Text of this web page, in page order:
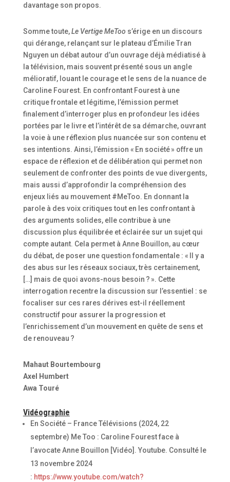
davantage son propos.
Somme toute,Le Vertige MeToo s’érige en un discours
qui dérange, relançant sur le plateau d’Émilie Tran
Nguyen un débat autour d’un ouvrage déjà médiatisé à
la télévision, mais souvent présenté sous un angle
mélioratif, louant le courage et le sens de la nuance de
Caroline Fourest. En confrontant Fourest à une
critique frontale et légitime, l’émission permet
finalement d’interroger plus en profondeur les idées
portées par le livre et l’intérêt de sa démarche, ouvrant
la voie à une réflexion plus nuancée sur son contenu et
ses intentions. Ainsi, l’émission « En société » offre un
espace de réflexion et de délibération qui permet non
seulement de confronter des points de vue divergents,
mais aussi d’approfondir la compréhension des
enjeux liés au mouvement #MeToo. En donnant la
parole à des voix critiques tout en les confrontant à
des arguments solides, elle contribue à une
discussion plus équilibrée et éclairée sur un sujet qui
compte autant. Cela permet à Anne Bouillon, au cœur
du débat, de poser une question fondamentale : « Il y a
des abus sur les réseaux sociaux, très certainement,
[…] mais de quoi avons-nous besoin ? ». Cette
interrogation recentre la discussion sur l’essentiel : se
focaliser sur ces rares dérives est-il réellement
constructif pour assurer la progression et
l’enrichissement d’un mouvement en quête de sens et
de renouveau ?
Mahaut Bourtembourg
Axel Humbert
Awa Touré
Vidéographie
En Société – France Télévisions (2024, 22
septembre) Me Too : Caroline Fourest face à
l’avocate Anne Bouillon [Vidéo]. Youtube. Consulté le
13 novembre 2024
: https://www.youtube.com/watch?